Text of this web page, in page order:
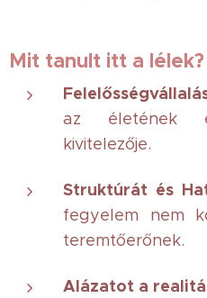
Mit tanult itt a lélek?
az életének
kivitelezője.
Struktúrát és
fegyelem nem
teremtőerőnek.
Alázatot a